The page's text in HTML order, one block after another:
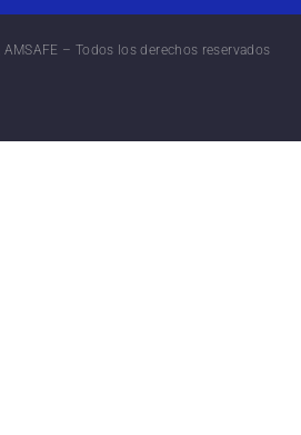
– Todos los derechos reservados